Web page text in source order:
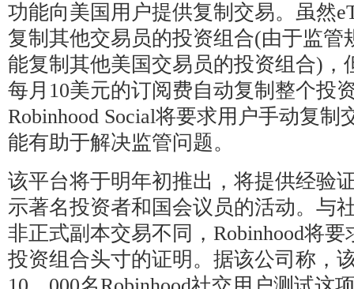
功能向美国用户提供复制交易。虽然
复制其他交易员的投资组合(由于监管
能复制其他美国交易员的投资组合)，
每月10美元的订阅费自动复制整个投
Robinhood Social将要求用户手动复制
能有助于解决监管问题。
该平台将于明年初推出，将提供经验
示著名投资者和国会议员的活动。与
非正式副本交易不同，Robinhood将
投资组合头寸的证明。据该公司称，